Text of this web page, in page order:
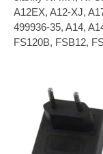
A12EX, A12-XJ,
499936-35, A14,
FS120B, FSB12,